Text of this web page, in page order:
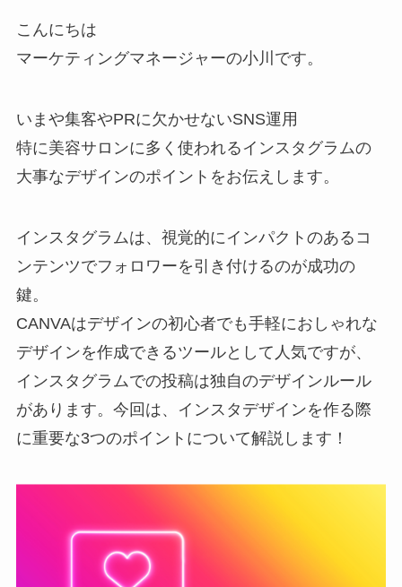
こんにちは
マーケティングマネージャーの小川です。
いまや集客やPRに欠かせないSNS運用
特に美容サロンに多く使われるインスタグラムの
大事なデザインのポイントをお伝えします。
インスタグラムは、視覚的にインパクトのあるコ
ンテンツでフォロワーを引き付けるのが成功の
鍵。
CANVAはデザインの初心者でも手軽におしゃれな
デザインを作成できるツールとして人気ですが、
インスタグラムでの投稿は独自のデザインルール
があります。今回は、インスタデザインを作る際
に重要な3つのポイントについて解説します！